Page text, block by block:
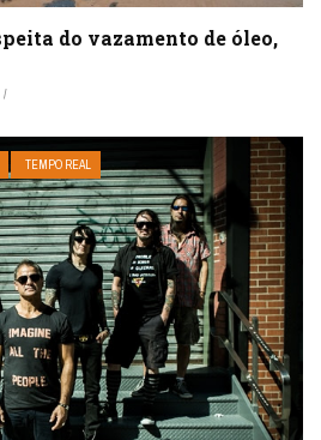
do vazamento de óleo,
TEMPO REAL